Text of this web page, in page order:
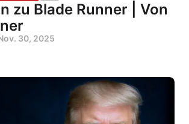
zu Blade Runner | Von
30, 2025